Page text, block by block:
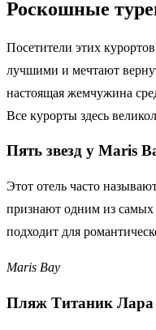
Роскошные
Посетители этих
лучшими и мечтают
настоящая жемчужина
Все курорты здесь
Пять звезд у Maris
Этот отель часто
признают одним из
подходит для
Maris Bay
Пляж Титаник